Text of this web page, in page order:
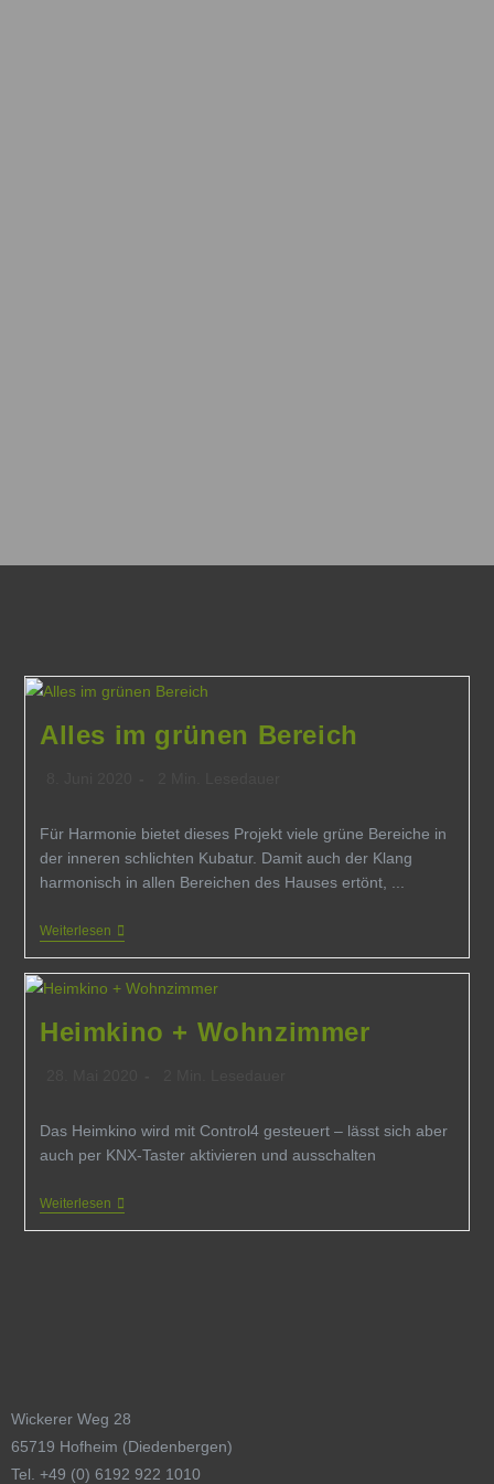
Alles im grünen Bereich
Für Harmonie bietet dieses Projekt viele grüne Bereiche in
der inneren schlichten Kubatur. Damit auch der Klang
harmonisch in allen Bereichen des Hauses ertönt, ...
Weiterlesen
Heimkino + Wohnzimmer
Das Heimkino wird mit Control4 gesteuert – lässt sich aber
auch per KNX-Taster aktivieren und ausschalten
Weiterlesen
Wickerer Weg 28
65719 Hofheim (Diedenbergen)
Tel. +49 (0) 6192 922 1010